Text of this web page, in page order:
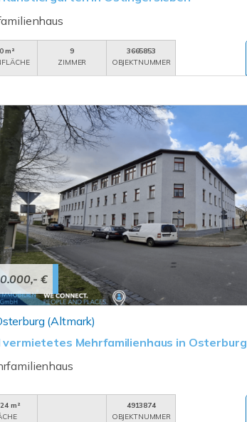
m²
9
ZIMMER
3665853
OBJEKTNUMMER
€
(Altmark)
vermietetes Mehrfamilienhaus in Osterburg
m²
4913874
OBJEKTNUMMER